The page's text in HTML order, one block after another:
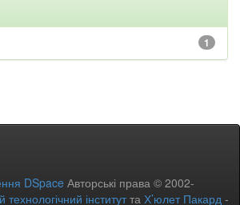
1
DSpace Авторські права © 2002-
інститутта Х’юлет Пакард -